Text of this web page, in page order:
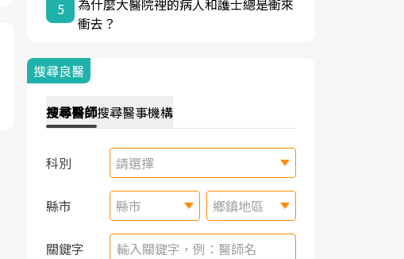
5
為什麼大醫院裡的病人和護士總是衝來
衝去？
搜尋良醫
搜尋醫師搜尋醫事機構
科別 請選擇
縣市 縣市 鄉鎮地區
關鍵字